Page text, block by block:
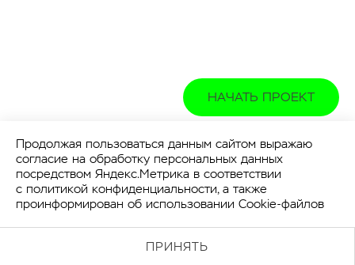
НАЧАТЬ ПРОЕКТ
Продолжая пользоваться данным сайтом выражаю
согласие на обработку персональных данных
посредством Яндекс.Метрика в соответствии
с политикой конфиденциальности, а также
проинформирован об использовании Cookie-файлов
ПРИНЯТЬ